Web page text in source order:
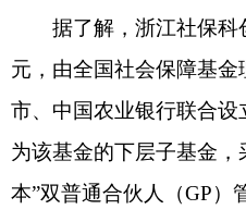
据了解，浙江社保科
元，由全国社会保障基
市、中国农业银行联合
为该基金的下层子基金，
本”双普通合伙人（GP）